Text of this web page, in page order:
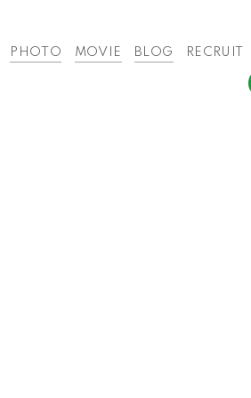
PHOTO MOVIE BLOG RECRUIT